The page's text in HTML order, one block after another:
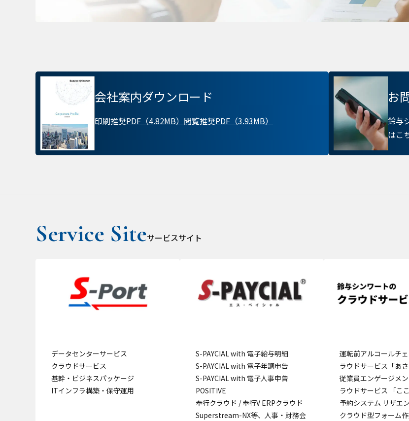
会社案内ダウンロード
印刷推奨PDF（4.82MB） 閲覧推奨PDF（3.93MB）
お
鈴与
はこ
サービスサイト
データセンターサービス
クラウドサービス
基幹・ビジネスパッケージ
ITインフラ構築・保守運用
S-PAYCIAL with 電子給与明細
S-PAYCIAL with 電子年調申告
S-PAYCIAL with 電子人事申告
POSITIVE
奉行クラウド / 奉行V ERPクラウド
Superstream-NX等、人事・財務会
運転前アルコールチ
ラウドサービス「あさ
従業員エンゲージメ
ラウドサービス 「ここ
予約システム リザエン
クラウド型フォーム
ターゲティング Cookie
常に機能させる目的を中心に使われま
存されることは通常ありませんが、
確認し、当サイトにおけるデフォルト
部の Cookie を無効化した場合、サイト
出る可能性があります。